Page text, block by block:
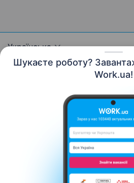
Шукаєте роботу?
Work.ua!
Українська
Контакти Про нас
Новини Work.ua
Допомога
Роботодавцю